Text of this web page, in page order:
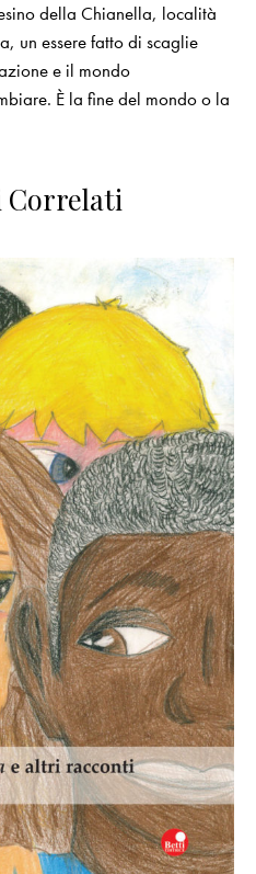
della Chianella, località
un essere fatto di scaglie
e il mondo
È la fine del mondo o la
Correlati